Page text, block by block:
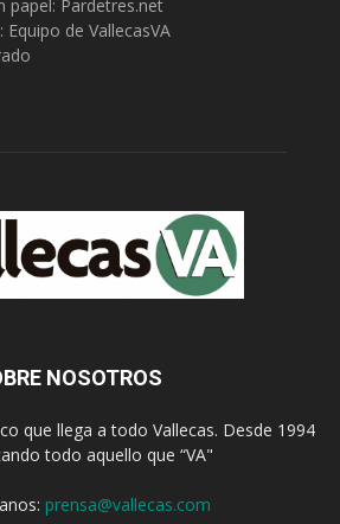
papel: Pardetres.net
Equipo de VallecasVA
NOSOTROS
que llega a todo Vallecas. Desde 1994
todo aquello que “VA"
prensa@vallecas.com